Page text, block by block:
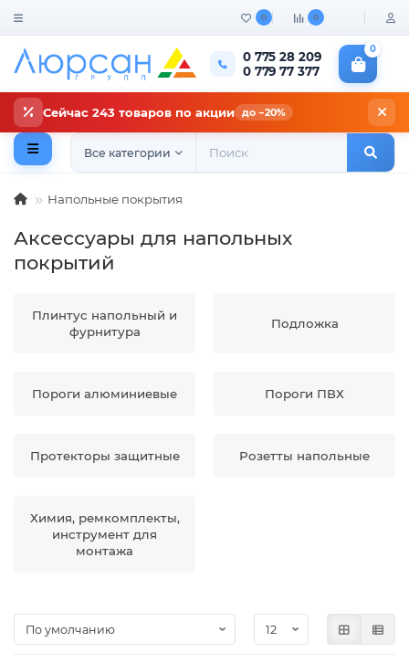
0 0
0 775 28 209
0 779 77 377
0
Сейчас 243 товаров по акции до −20%
Все категории
Напольные покрытия
Аксессуары для напольных
покрытий
Плинтус напольный и
фурнитура
Подложка
Пороги алюминиевые Пороги ПВХ
Протекторы защитные Розетты напольные
Химия, ремкомплекты,
инструмент для
монтажа